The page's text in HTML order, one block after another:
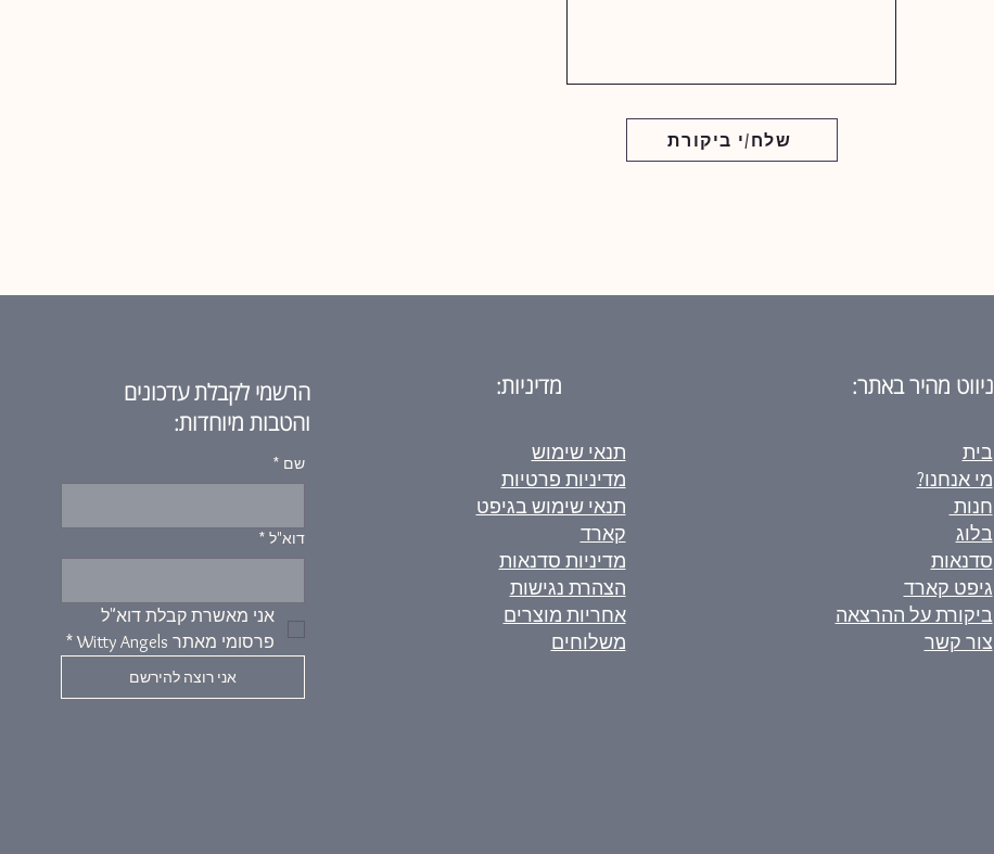
שלח/י ביקורת
הרשמי לקבלת עדכונים
והטבות מיוחדות:
שם *
דוא"ל *
פרסומי מאתר Witty Angels
*
אני רוצה להירשם
תנאי שימוש
מדיניות פרטיות
תנאי שימוש בגיפט
קארד
מדיניות סדנאות
הצהרת נגישות
אחריות מוצרים
משלוחים
ניווט מהיר באתר:
בית
מי אנחנו?
חנות
בלוג
סדנאות
גיפט קארד
ביקורת על ההרצאה
צור קשר
מדיניות: